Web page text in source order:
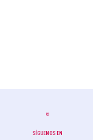
SÍGUENOS EN